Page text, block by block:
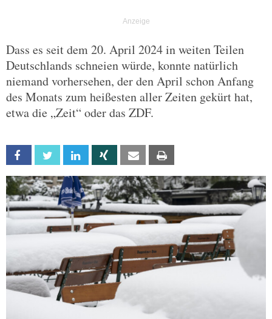
Dass es seit dem 20. April 2024 in weiten Teilen
Deutschlands schneien würde, konnte natürlich
niemand vorhersehen, der den April schon Anfang
des Monats zum heißesten aller Zeiten gekürt hat,
etwa die „Zeit“ oder das ZDF.
Facebook Twitter Linkedin Xing Email